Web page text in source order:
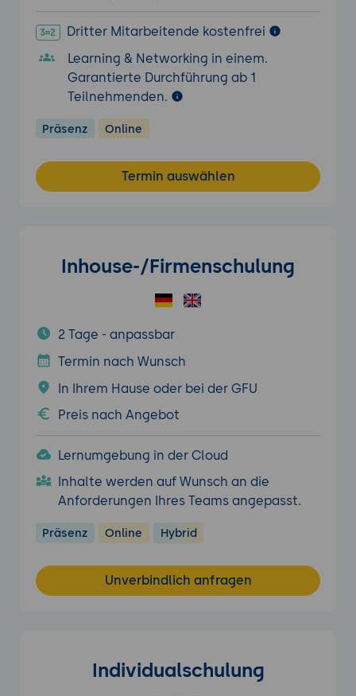
Dritter Mitarbeitende kostenfrei
Learning & Networking in einem.
Garantierte Durchführung ab 1
Teilnehmenden.
Präsenz Online
Termin auswählen
Inhouse-/Firmenschulung
2 Tage - anpassbar
Termin nach Wunsch
In Ihrem Hause oder bei der GFU
Preis nach Angebot
Lernumgebung in der Cloud
Inhalte werden auf Wunsch an die
Anforderungen Ihres Teams angepasst.
Präsenz Online Hybrid
Unverbindlich anfragen
Individualschulung